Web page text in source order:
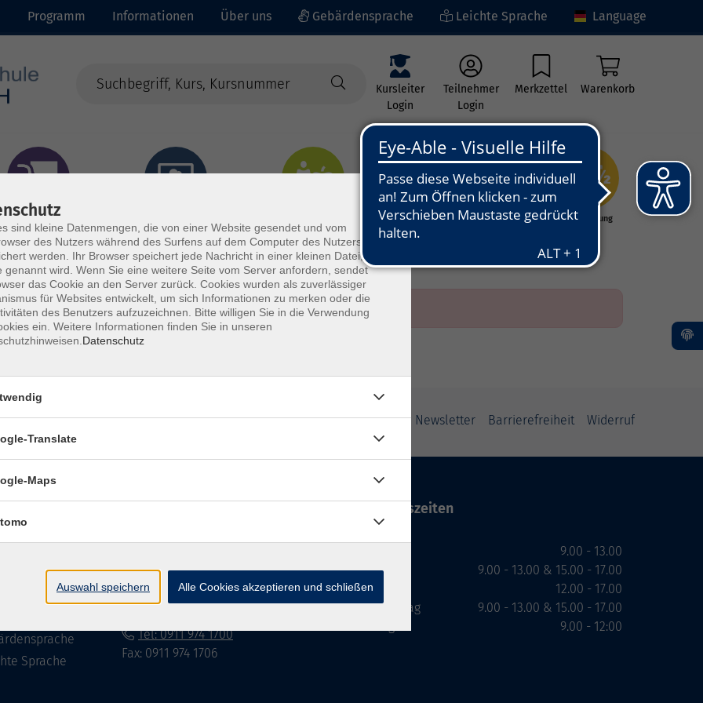
Programm Informationen Über uns Gebärdensprache Leichte Sprache Language
Kursleiter
Login
Teilnehmer
Login
Merkzettel Warenkorb
- Integration
Kunst - Kultur -
Grundbildung
Impressum Datenschutzerklärung AGB Newsletter Barrierefreiheit Widerruf
Sprache
90762 Fürth
info@vhs-fuerth.de
Tel: 0911 974 1700
Fax: 0911 974 1706
Öffnungszeiten
Dienstag
Mittwoch
Donnerstag
9.00 - 13.00
9.00 - 13.00 & 15.00 - 17.00
12.00 - 17.00
9.00 - 13.00 & 15.00 - 17.00
9.00 - 12:00
sind kleine Datenmengen, die von einer Website gesendet und vom
des Nutzers während des Surfens auf dem Computer des Nutzers
werden. Ihr Browser speichert jede Nachricht in einer kleinen Datei, die
genannt wird. Wenn Sie eine weitere Seite vom Server anfordern, sendet
das Cookie an den Server zurück. Cookies wurden als zuverlässiger
für Websites entwickelt, um sich Informationen zu merken oder die
des Benutzers aufzuzeichnen. Bitte willigen Sie in die Verwendung
ein. Weitere Informationen finden Sie in unseren
Datenschutz
×
Translate
Maps
Auswahl speichern Alle Cookies akzeptieren und schließen